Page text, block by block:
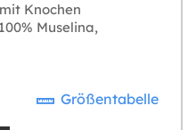
Knochen
Muselina,
Größentabelle